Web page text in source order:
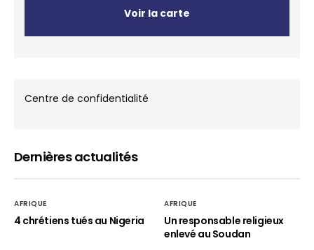
Voir la carte
Centre de confidentialité
Dernières actualités
AFRIQUE
4 chrétiens tués au Nigeria
AFRIQUE
Un responsable religieux
enlevé au Soudan